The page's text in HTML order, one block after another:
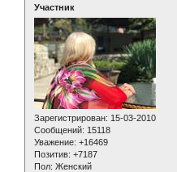
Участник
Зарегистрирован: 15-03-2010
Сообщений: 15118
Уважение: +16469
Позитив: +7187
Пол: Женский